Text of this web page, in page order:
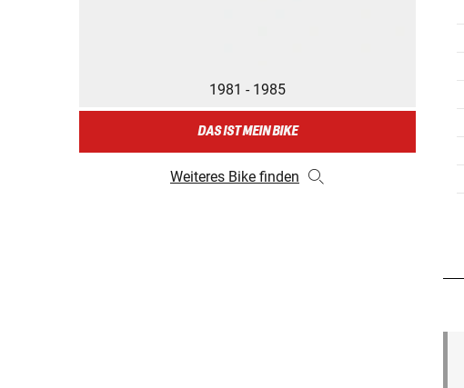
1981 - 1985
DAS IST MEIN BIKE
Weiteres Bike finden